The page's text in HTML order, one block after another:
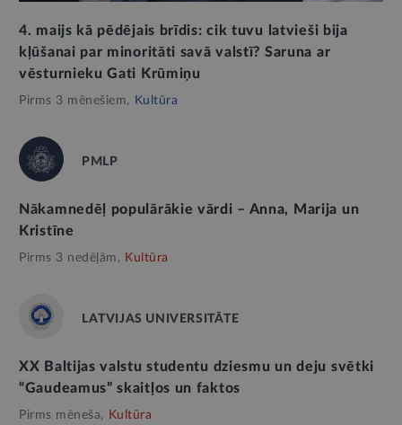
4. maijs kā pēdējais brīdis: cik tuvu latvieši bija
kļūšanai par minoritāti savā valstī? Saruna ar
vēsturnieku Gati Krūmiņu
Pirms 3 mēnešiem, Kultūra
PMLP
Nākamnedēļ populārākie vārdi – Anna, Marija un
Kristīne
Pirms 3 nedēļām, Kultūra
LATVIJAS UNIVERSITĀTE
XX Baltijas valstu studentu dziesmu un deju svētki
“Gaudeamus” skaitļos un faktos
Pirms mēneša, Kultūra